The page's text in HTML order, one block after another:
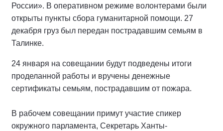
России». В оперативном режиме волонтерами были
открыты пункты сбора гуманитарной помощи. 27
декабря груз был передан пострадавшим семьям в
Талинке.
24 января на совещании будут подведены итоги
проделанной работы и вручены денежные
сертификаты семьям, пострадавшим от пожара.
В рабочем совещании примут участие спикер
окружного парламента, Секретарь Ханты-